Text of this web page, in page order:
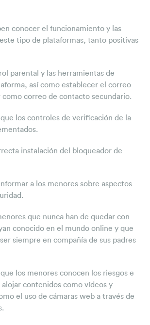
conocer el funcionamiento y las
tipo de plataformas, tanto positivas
parental y las herramientas de
así como establecer el correo
correo de contacto secundario.
los controles de verificación de la
instalación del bloqueador de
a los menores sobre aspectos
que nunca han de quedar con
conocido en el mundo online y que
siempre en compañía de sus padres
los menores conocen los riesgos e
contenidos como vídeos y
el uso de cámaras web a través de